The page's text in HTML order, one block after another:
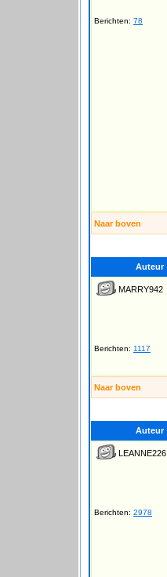
Berichten: 78
Naar boven
Auteur
MARRY942
Berichten: 1117
Naar boven
Auteur
LEANNE226
Berichten: 2978